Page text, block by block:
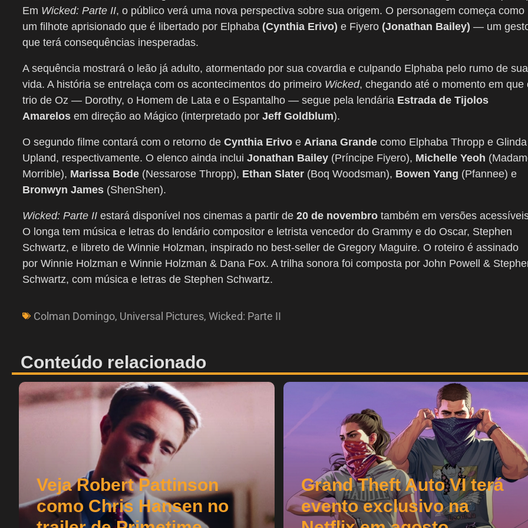
Em Wicked: Parte II, o público verá uma nova perspectiva sobre sua origem. O personagem começa como
um filhote aprisionado que é libertado por Elphaba (Cynthia Erivo) e Fiyero (Jonathan Bailey) — um
que terá consequências inesperadas.
A sequência mostrará o leão já adulto, atormentado por sua covardia e culpando Elphaba pelo rumo de sua
vida. A história se entrelaça com os acontecimentos do primeiro Wicked, chegando até o momento em que
trio de Oz — Dorothy, o Homem de Lata e o Espantalho — segue pela lendária Estrada de Tijolos
Amarelos em direção ao Mágico (interpretado por Jeff Goldblum).
O segundo filme contará com o retorno de Cynthia Erivo e Ariana Grande como Elphaba Thropp e Glinda
Upland, respectivamente. O elenco ainda inclui Jonathan Bailey (Príncipe Fiyero), Michelle Yeoh
Morrible), Marissa Bode (Nessarose Thropp), Ethan Slater (Boq Woodsman), Bowen Yang (Pfannee) e
Bronwyn James (ShenShen).
Wicked: Parte II estará disponível nos cinemas a partir de 20 de novembro também em versões
O longa tem música e letras do lendário compositor e letrista vencedor do Grammy e do Oscar, Stephen
Schwartz, e libreto de Winnie Holzman, inspirado no best-seller de Gregory Maguire. O roteiro é assinado
por Winnie Holzman e Winnie Holzman & Dana Fox. A trilha sonora foi composta por John Powell &
Schwartz, com música e letras de Stephen Schwartz.
Colman Domingo, Universal Pictures, Wicked: Parte II
Conteúdo relacionado
Veja Robert Pattinson
como Chris Hansen no
Grand Theft Auto VI terá
evento exclusivo na